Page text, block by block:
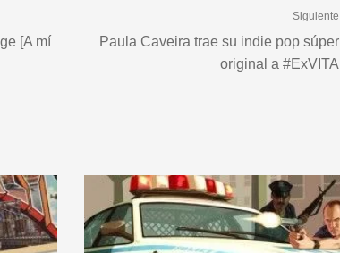
[A mí
Siguiente
Paula Caveira trae su indie pop súper
original a #ExVITA